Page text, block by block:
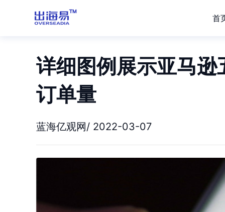
首
详细图例展示亚马
订单量
蓝海亿观网/ 2022-03-07